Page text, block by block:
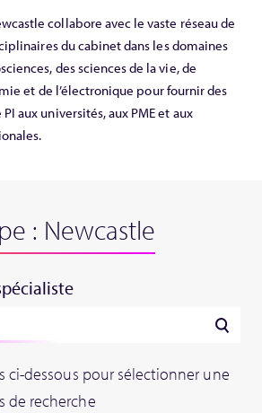
collabore avec le vaste réseau de
du cabinet dans les domaines
des sciences de la vie, de
et de l’électronique pour fournir des
aux universités, aux PME et aux
: Newcastle
ci-dessous pour sélectionner une
de recherche